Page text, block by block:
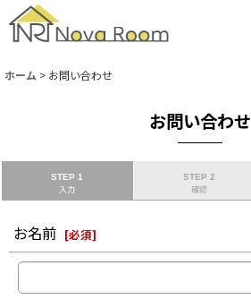
ホーム > お問い合わせ
お問い合わせ
STEP 1
入力
STEP 2
確認
お名前 [必須]